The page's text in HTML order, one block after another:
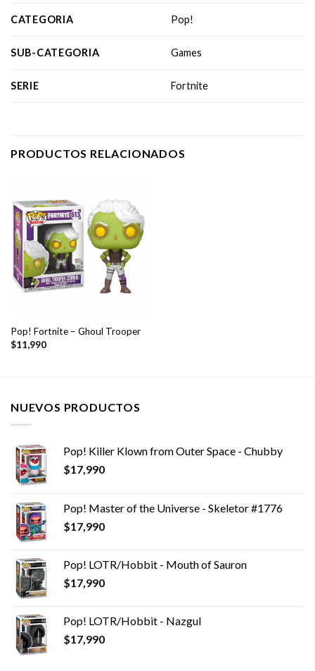
CATEGORIA Pop!
SUB-CATEGORIA Games
SERIE Fortnite
PRODUCTOS RELACIONADOS
Pop! Fortnite – Ghoul Trooper
$11,990
NUEVOS PRODUCTOS
Pop! Killer Klown from Outer Space - Chubby
$17,990
Pop! Master of the Universe - Skeletor #1776
$17,990
Pop! LOTR/Hobbit - Mouth of Sauron
$17,990
Pop! LOTR/Hobbit - Nazgul
$17,990